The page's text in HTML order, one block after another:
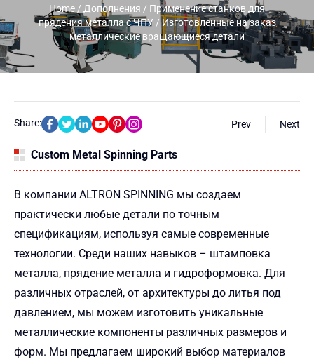
Home / Дополнения / Применение станков для
прядения металла с ЧПУ /Изготовленные на заказ
металлические вращающиеся детали
Share: Prev Next
Custom Metal Spinning Parts
В компании ALTRON SPINNING мы создаем
практически любые детали по точным
спецификациям, используя самые современные
технологии. Среди наших навыков – штамповка
металла, прядение металла и гидроформовка. Для
различных отраслей, от архитектуры до литья под
давлением, мы можем изготовить уникальные
металлические компоненты различных размеров и
форм. Мы предлагаем широкий выбор материалов